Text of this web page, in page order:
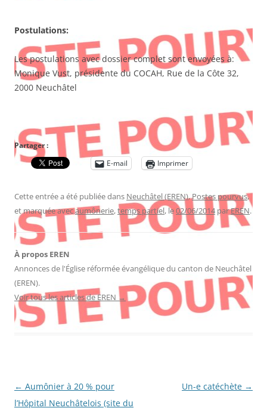
Postulations:
Les postulations avec dossier complet sont envoyées à:
Monique Vust, présidente du COCAH, Rue de la Côte 32,
2000 Neuchâtel
Partager :
E-mail
Imprimer
Cette entrée a été publiée dans Neuchâtel (EREN),Postes pourvus,
et marquée avecaumônerie,temps partiel, le02/06/2014 parEREN.
À propos EREN
Annonces de l'Église réformée évangélique du canton de Neuchâtel
(EREN).
Voir tous les articles de EREN →
Navigation
des
← Aumônier à 20 % pour
l’Hôpital Neuchâtelois (site du
Un-e catéchète →